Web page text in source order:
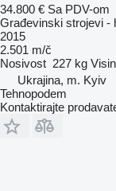
34.800 € Sa PDV-om
Građevinski strojevi -
2015
2.501 m/č
Nosivost 227 kg
Ukrajina, m. Kyiv
Tehnopodem
Kontaktirajte